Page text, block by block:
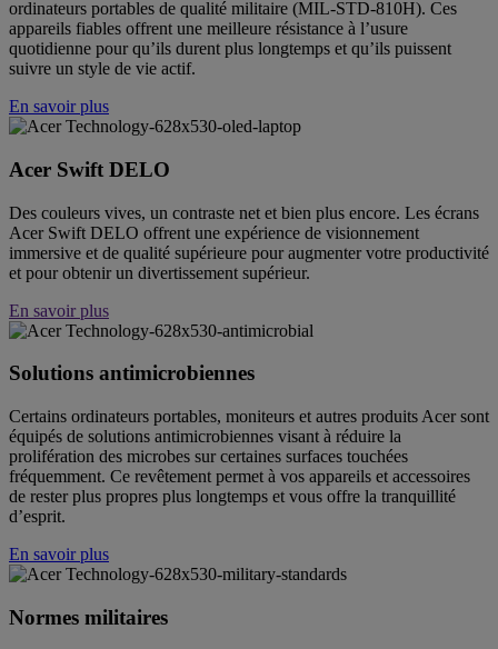
ordinateurs portables de qualité militaire (MIL-STD-810H). Ces
appareils fiables offrent une meilleure résistance à l’usure
quotidienne pour qu’ils durent plus longtemps et qu’ils puissent
suivre un style de vie actif.
En savoir plus
Acer Swift DELO
Des couleurs vives, un contraste net et bien plus encore. Les écrans
Acer Swift DELO offrent une expérience de visionnement
immersive et de qualité supérieure pour augmenter votre productivité
et pour obtenir un divertissement supérieur.
En savoir plus
Solutions antimicrobiennes
Certains ordinateurs portables, moniteurs et autres produits Acer sont
équipés de solutions antimicrobiennes visant à réduire la
prolifération des microbes sur certaines surfaces touchées
fréquemment. Ce revêtement permet à vos appareils et accessoires
de rester plus propres plus longtemps et vous offre la tranquillité
d’esprit.
En savoir plus
Normes militaires